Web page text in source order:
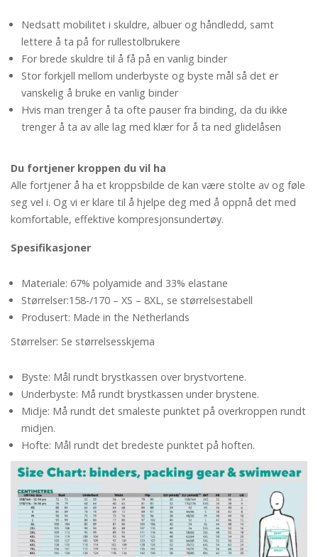
Nedsatt mobilitet i skuldre, albuer og håndledd, samt
lettere å ta på for rullestolbrukere
For brede skuldre til å få på en vanlig binder
Stor forkjell mellom underbyste og byste mål så det er
vanskelig å bruke en vanlig binder
Hvis man trenger å ta ofte pauser fra binding, da du ikke
trenger å ta av alle lag med klær for å ta ned glidelåsen
Du fortjener kroppen du vil ha
Alle fortjener å ha et kroppsbilde de kan være stolte av og føle
seg vel i. Og vi er klare til å hjelpe deg med å oppnå det med
komfortable, effektive kompresjonsundertøy.
Spesifikasjoner
Materiale: 67% polyamide and 33% elastane
Størrelser:158-/170 – XS – 8XL, se størrelsestabell
Produsert: Made in the Netherlands
Størrelser: Se størrelsesskjema
Byste: Mål rundt brystkassen over brystvortene.
Underbyste: Må rundt brystkassen under brystene.
Midje: Må rundt det smaleste punktet på overkroppen rundt
midjen.
Hofte: Mål rundt det bredeste punktet på hoften.